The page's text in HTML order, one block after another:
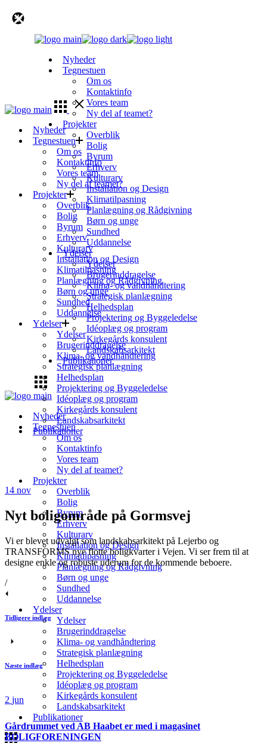
Nyheder
Tegnestuen
Om os
Kontaktinfo
Vores team
Ny del af teamet?
Projekter
Overblik
Bolig
Byrum
Erhverv
Kulturarv
Installation og Design
Klimatilpasning
Planlægning og Rådgivning
Børn og unge
Sundhed
Uddannelse
Ydelser
Ydelser
Brugerinddragelse
Klima- og vandhåndtering
Strategisk planlægning
Helhedsplan
Projektering og Byggeledelse
Idéoplæg og program
Kirkegårds konsulent
Landskabsarkitekt
Publikationer
Nyheder
Tegnestuen
Om os
Kontaktinfo
Vores team
Ny del af teamet?
Projekter
Overblik
Bolig
Byrum
Erhverv
Kulturarv
Installation og Design
Klimatilpasning
Planlægning og Rådgivning
Børn og unge
Sundhed
Uddannelse
Ydelser
Ydelser
Brugerinddragelse
Klima- og vandhåndtering
Strategisk planlægning
Helhedsplan
Projektering og Byggeledelse
Idéoplæg og program
Kirkegårds konsulent
Landskabsarkitekt
Publikationer
Nyheder
Tegnestuen
Om os
Kontaktinfo
Vores team
Ny del af teamet?
Projekter
Overblik
Bolig
Byrum
Erhverv
Kulturarv
Installation og Design
Klimatilpasning
Planlægning og Rådgivning
Børn og unge
Sundhed
Uddannelse
Ydelser
Ydelser
Brugerinddragelse
Klima- og vandhåndtering
Strategisk planlægning
Helhedsplan
Projektering og Byggeledelse
Idéoplæg og program
Kirkegårds konsulent
Landskabsarkitekt
Publikationer
14 nov
Nyt boligområde på Gormsvej
Vi er blevet udvalgt som landskabsarkitekt på Lejerbo og
TRANSFORMS nye flotte boligkvarter i Vejen. Vi ser frem til at
designe enkle og robuste uderum for de kommende beboere.
/
Tidligere indlæg
Næste indlæg
2 jun
Gårdrummet ved AB Haabet er med i magasinet
BOLIGFORENINGEN